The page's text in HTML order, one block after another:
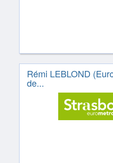
Rémi LEBLOND
de...